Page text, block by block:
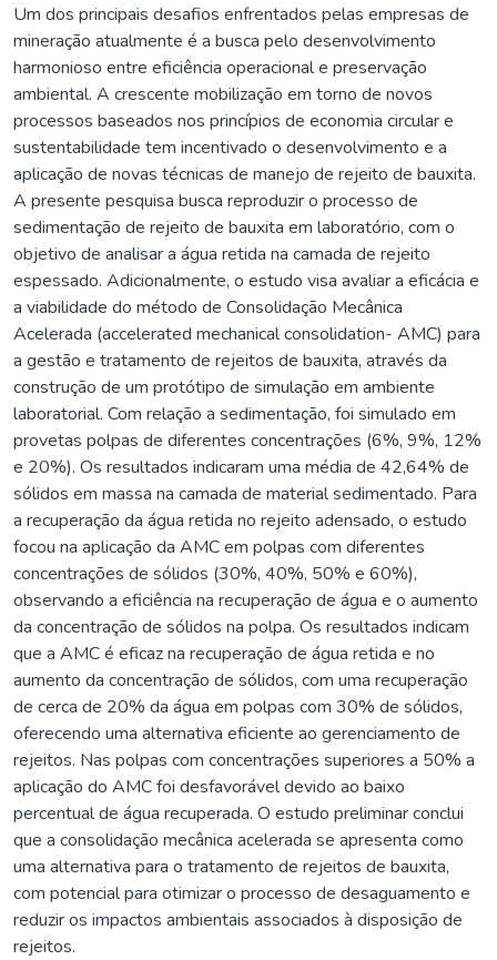
Um dos principais desafios enfrentados pelas empresas de
mineração atualmente é a busca pelo desenvolvimento
harmonioso entre eficiência operacional e preservação
ambiental. A crescente mobilização em torno de novos
processos baseados nos princípios de economia circular e
sustentabilidade tem incentivado o desenvolvimento e a
aplicação de novas técnicas de manejo de rejeito de bauxita.
A presente pesquisa busca reproduzir o processo de
sedimentação de rejeito de bauxita em laboratório, com o
objetivo de analisar a água retida na camada de rejeito
espessado. Adicionalmente, o estudo visa avaliar a eficácia e
a viabilidade do método de Consolidação Mecânica
Acelerada (accelerated mechanical consolidation- AMC) para
a gestão e tratamento de rejeitos de bauxita, através da
construção de um protótipo de simulação em ambiente
laboratorial. Com relação a sedimentação, foi simulado em
provetas polpas de diferentes concentrações (6%, 9%, 12%
e 20%). Os resultados indicaram uma média de 42,64% de
sólidos em massa na camada de material sedimentado. Para
a recuperação da água retida no rejeito adensado, o estudo
focou na aplicação da AMC em polpas com diferentes
concentrações de sólidos (30%, 40%, 50% e 60%),
observando a eficiência na recuperação de água e o aumento
da concentração de sólidos na polpa. Os resultados indicam
que a AMC é eficaz na recuperação de água retida e no
aumento da concentração de sólidos, com uma recuperação
de cerca de 20% da água em polpas com 30% de sólidos,
oferecendo uma alternativa eficiente ao gerenciamento de
rejeitos. Nas polpas com concentrações superiores a 50% a
aplicação do AMC foi desfavorável devido ao baixo
percentual de água recuperada. O estudo preliminar conclui
que a consolidação mecânica acelerada se apresenta como
uma alternativa para o tratamento de rejeitos de bauxita,
com potencial para otimizar o processo de desaguamento e
reduzir os impactos ambientais associados à disposição de
rejeitos.